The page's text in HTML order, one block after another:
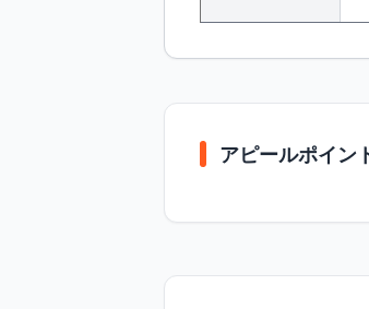
アピールポイン